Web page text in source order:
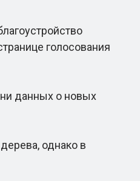
голосования
данных о новых
однако в